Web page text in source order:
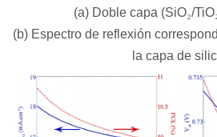
(a) Doble capa (SiO₂/TiO
(b) Espectro de reflexión
la capa de